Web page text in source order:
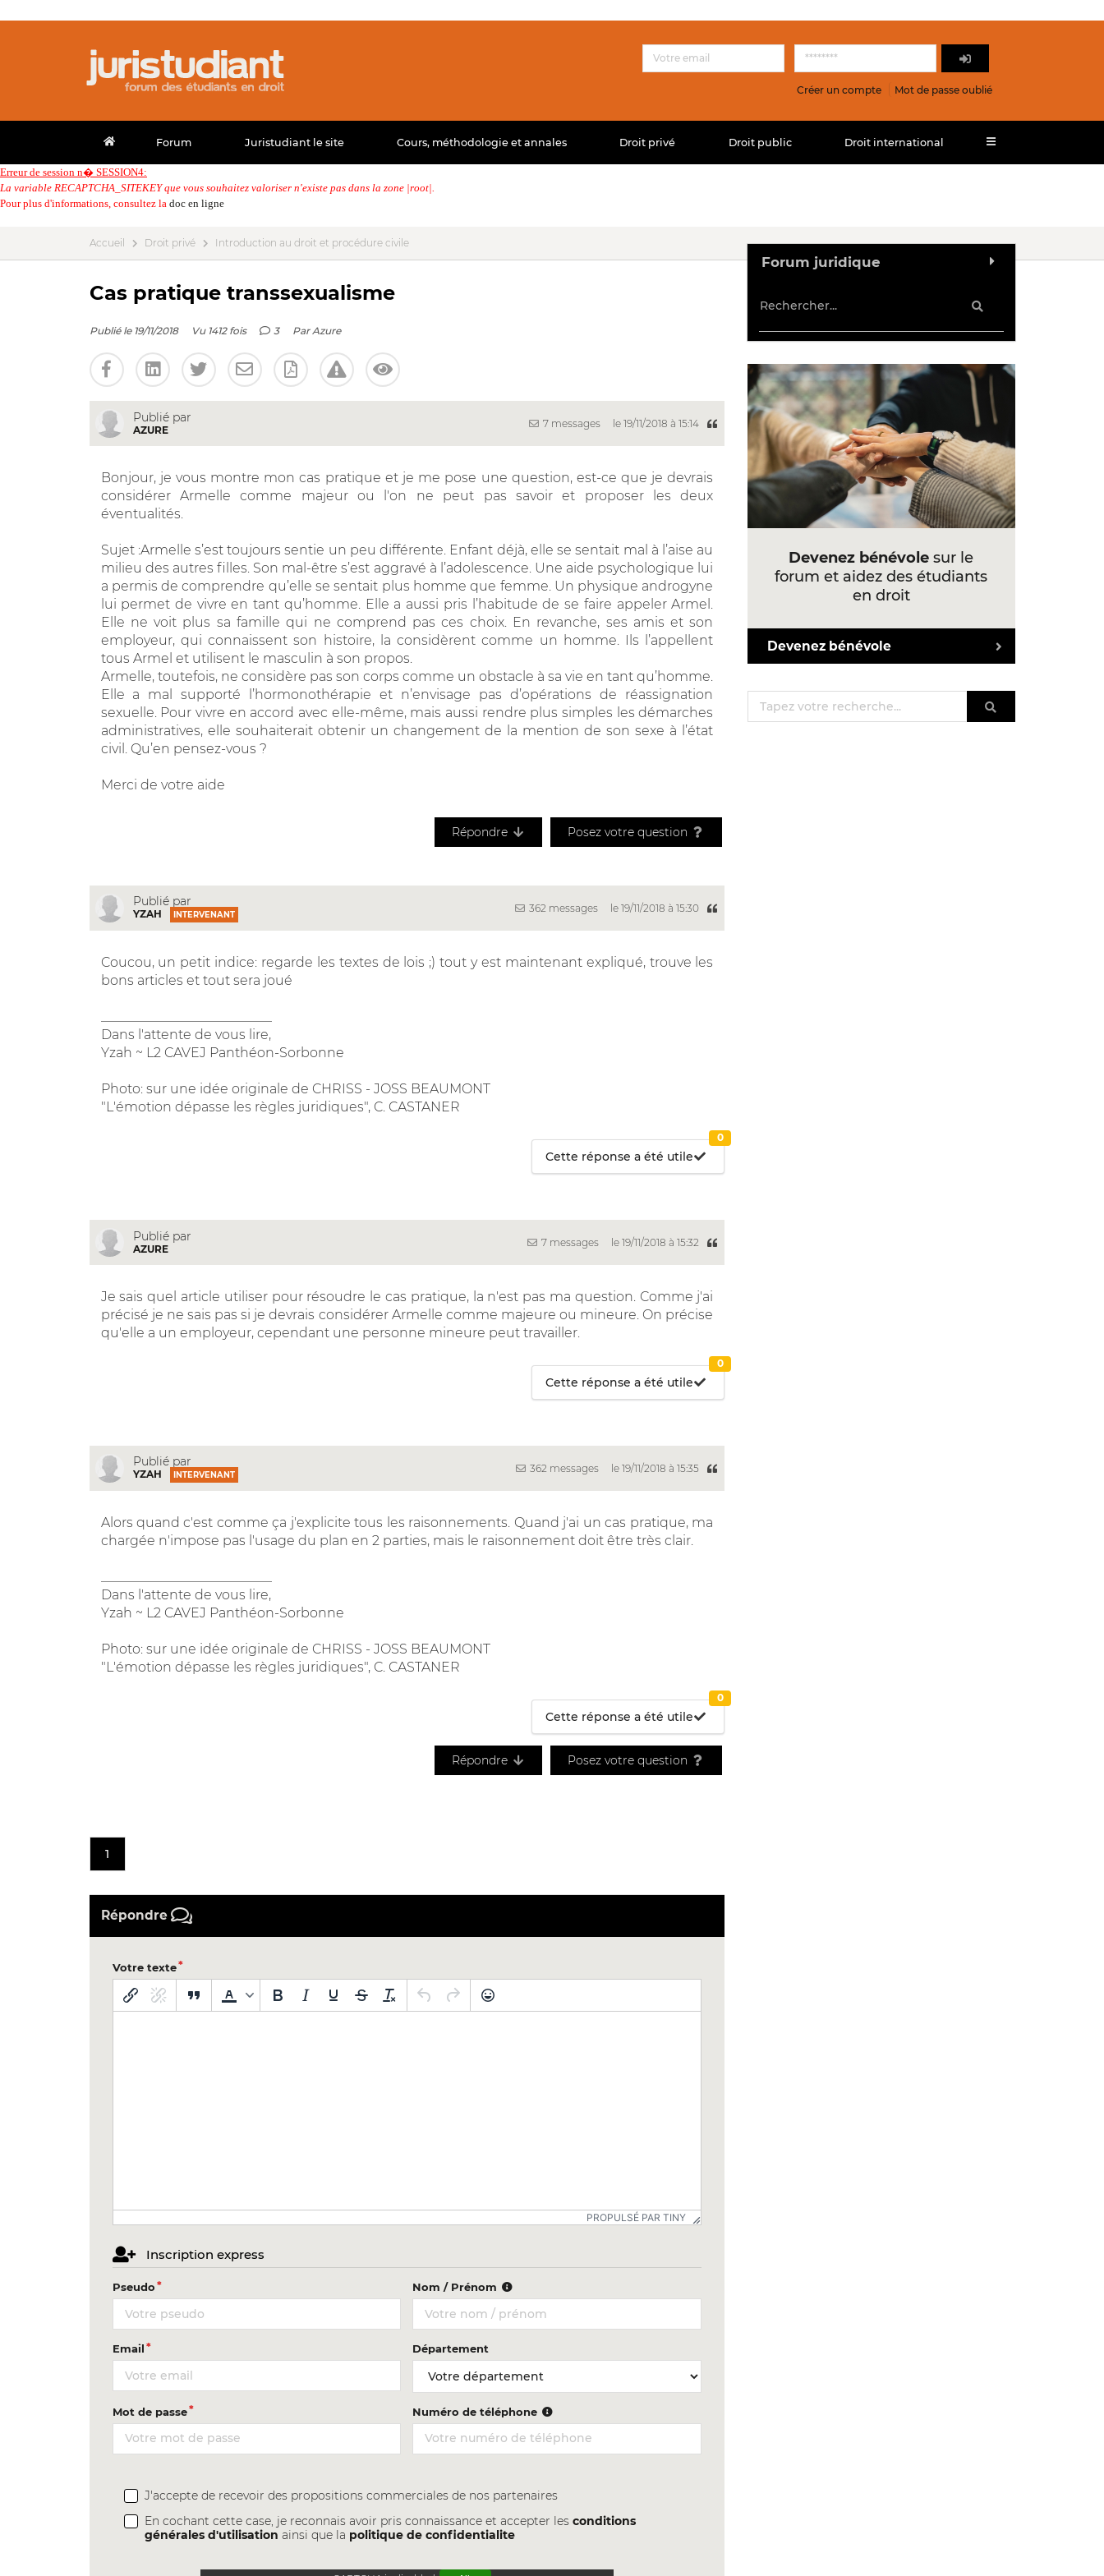
Créer un compte Mot de passe oublié
Forum Juristudiant le site Cours, méthodologie et annales Droit privé Droit public Droit international
Erreur de session n� SESSION4:
La variable RECAPTCHA_SITEKEY que vous souhaitez valoriser n'existe pas dans la zone |root|.
Pour plus d'informations, consultez la doc en ligne
Accueil Droit privé Introduction au droit et procédure civile
Cas pratique transsexualisme
Publié le 19/11/2018 Vu 1412 fois 3 Par Azure
Publié par
AZURE
7 messages le 19/11/2018 à 15:14
Bonjour, je vous montre mon cas pratique et je me pose une question, est-ce que je devrais
considérer Armelle comme majeur ou l'on ne peut pas savoir et proposer les deux
éventualités.
Sujet :Armelle s’est toujours sentie un peu différente. Enfant déjà, elle se sentait mal à l’aise au
milieu des autres filles. Son mal-être s’est aggravé à l’adolescence. Une aide psychologique lui
a permis de comprendre qu’elle se sentait plus homme que femme. Un physique androgyne
lui permet de vivre en tant qu’homme. Elle a aussi pris l’habitude de se faire appeler Armel.
Elle ne voit plus sa famille qui ne comprend pas ces choix. En revanche, ses amis et son
employeur, qui connaissent son histoire, la considèrent comme un homme. Ils l’appellent
tous Armel et utilisent le masculin à son propos.
Armelle, toutefois, ne considère pas son corps comme un obstacle à sa vie en tant qu’homme.
Elle a mal supporté l’hormonothérapie et n’envisage pas d’opérations de réassignation
sexuelle. Pour vivre en accord avec elle-même, mais aussi rendre plus simples les démarches
administratives, elle souhaiterait obtenir un changement de la mention de son sexe à l’état
civil. Qu’en pensez-vous ?
Merci de votre aide
Répondre Posez votre question
Publié par
YZAH INTERVENANT
362 messages le 19/11/2018 à 15:30
Coucou, un petit indice: regarde les textes de lois ;) tout y est maintenant expliqué, trouve les
bons articles et tout sera joué
Dans l'attente de vous lire,
Yzah ~ L2 CAVEJ Panthéon-Sorbonne
Photo: sur une idée originale de CHRISS - JOSS BEAUMONT
"L'émotion dépasse les règles juridiques", C. CASTANER
Cette réponse a été utile
0
Publié par
AZURE
7 messages le 19/11/2018 à 15:32
Je sais quel article utiliser pour résoudre le cas pratique, la n'est pas ma question. Comme j'ai
précisé je ne sais pas si je devrais considérer Armelle comme majeure ou mineure. On précise
qu'elle a un employeur, cependant une personne mineure peut travailler.
Cette réponse a été utile
0
Publié par
YZAH INTERVENANT
362 messages le 19/11/2018 à 15:35
Alors quand c'est comme ça j'explicite tous les raisonnements. Quand j'ai un cas pratique, ma
chargée n'impose pas l'usage du plan en 2 parties, mais le raisonnement doit être très clair.
Dans l'attente de vous lire,
Yzah ~ L2 CAVEJ Panthéon-Sorbonne
Photo: sur une idée originale de CHRISS - JOSS BEAUMONT
"L'émotion dépasse les règles juridiques", C. CASTANER
Cette réponse a été utile
0
Répondre Posez votre question
1
Répondre
Votre texte
PROPULSÉ PAR TINY
Inscription express
Pseudo Nom / Prénom
Email Département
Mot de passe Numéro de téléphone
J'accepte de recevoir des propositions commerciales de nos partenaires
En cochant cette case, je reconnais avoir pris connaissance et accepter lesconditions
générales d'utilisation ainsi que la politique de confidentialite
Forum juridique
Devenez bénévole sur le
forum et aidez des étudiants
en droit
Devenez bénévole